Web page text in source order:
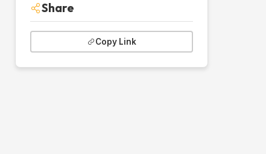
Share
Copy Link